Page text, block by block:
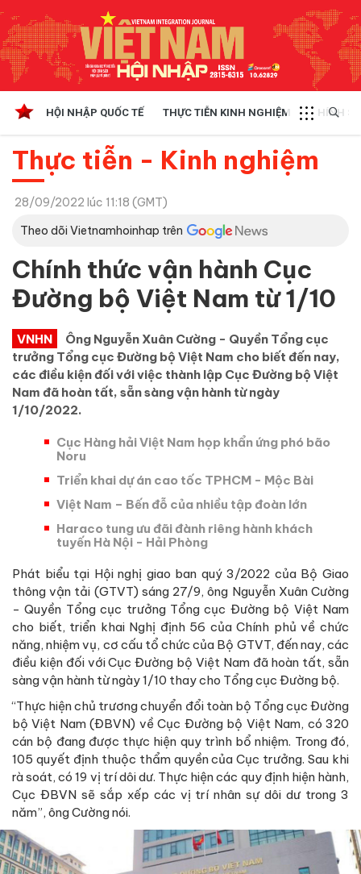
HỘI NHẬP QUỐC TẾ THỰC TIỄN KINH NGHIỆM CHÍNH
Thực tiễn - Kinh nghiệm
28/09/2022 lúc 11:18 (GMT)
Theo dõi Vietnamhoinhap trên
Chính thức vận hành Cục
Đường bộ Việt Nam từ 1/10
VNHN
Ông Nguyễn Xuân Cường - Quyền Tổng cục
trưởng Tổng cục Đường bộ Việt Nam cho biết đến nay,
các điều kiện đối với việc thành lập Cục Đường bộ Việt
Nam đã hoàn tất, sẵn sàng vận hành từ ngày
1/10/2022.
Cục Hàng hải Việt Nam họp khẩn ứng phó bão
Noru
Triển khai dự án cao tốc TPHCM - Mộc Bài
Việt Nam – Bến đỗ của nhiều tập đoàn lớn
Haraco tung ưu đãi đành riêng hành khách
tuyến Hà Nội - Hải Phòng
Phát biểu tại Hội nghị giao ban quý 3/2022 của Bộ Giao
thông vận tải (GTVT) sáng 27/9, ông Nguyễn Xuân Cường
- Quyền Tổng cục trưởng Tổng cục Đường bộ Việt Nam
cho biết, triển khai Nghị định 56 của Chính phủ về chức
năng, nhiệm vụ, cơ cấu tổ chức của Bộ GTVT, đến nay, các
điều kiện đối với Cục Đường bộ Việt Nam đã hoàn tất, sẵn
sàng vận hành từ ngày 1/10 thay cho Tổng cục Đường bộ.
“Thực hiện chủ trương chuyển đổi toàn bộ Tổng cục Đường
bộ Việt Nam (ĐBVN) về Cục Đường bộ Việt Nam, có 320
cán bộ đang được thực hiện quy trình bổ nhiệm. Trong đó,
105 quyết định thuộc thẩm quyền của Cục trưởng. Sau khi
rà soát, có 19 vị trí dôi dư. Thực hiện các quy định hiện hành,
Cục ĐBVN sẽ sắp xếp các vị trí nhân sự dôi dư trong 3
năm”, ông Cường nói.